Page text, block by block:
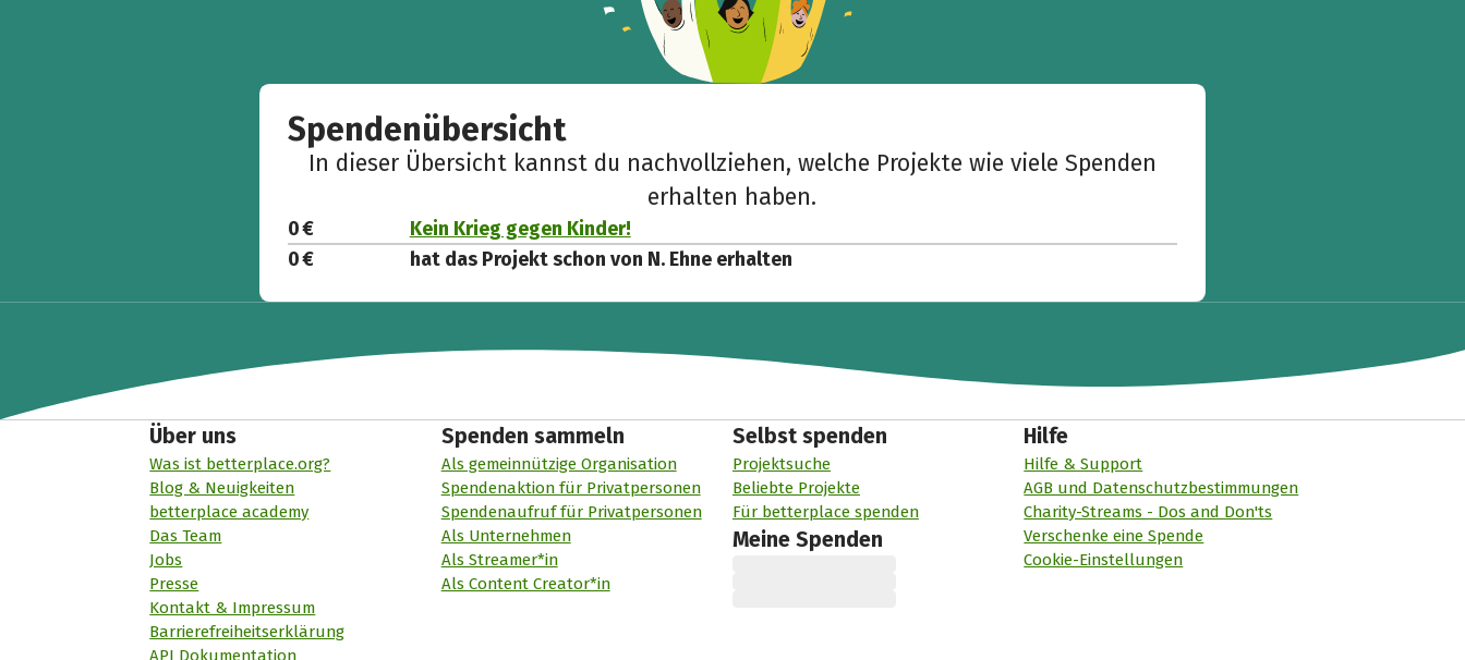
Spendenübersicht
In dieser Übersicht kannst du nachvollziehen, welche Projekte wie viele Spenden
erhalten haben.
0 €
Kein Krieg gegen Kinder!
0 €
hat das Projekt schon von N. Ehne erhalten
WhatsApp Messenger
Über uns
Was ist betterplace.org?
Blog & Neuigkeiten
betterplace academy
Das Team
Jobs
Presse
Kontakt & Impressum
Barrierefreiheitserklärung
API Dokumentation
Spenden sammeln
Als gemeinnützige Organisation
Spendenaktion für Privatpersonen
Spendenaufruf für Privatpersonen
Als Unternehmen
Als Streamer*in
Als Content Creator*in
Selbst spenden
Projektsuche
Beliebte Projekte
Für betterplace spenden
Meine Spenden
Hilfe
Hilfe & Support
AGB und Datenschutzbestimmungen
Charity-Streams - Dos and Don'ts
Verschenke eine Spende
Cookie-Einstellungen